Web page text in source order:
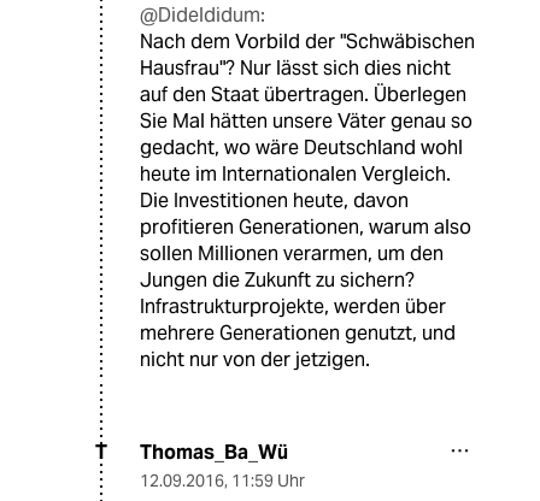
@Dideldidum:
Nach dem Vorbild der "Schwäbischen
Hausfrau"? Nur lässt sich dies nicht
auf den Staat übertragen. Überlegen
Sie Mal hätten unsere Väter genau so
gedacht, wo wäre Deutschland wohl
heute im Internationalen Vergleich.
Die Investitionen heute, davon
profitieren Generationen, warum also
sollen Millionen verarmen, um den
Jungen die Zukunft zu sichern?
Infrastrukturprojekte, werden über
mehrere Generationen genutzt, und
nicht nur von der jetzigen.
T Thomas_Ba_Wü
12.09.2016, 11:59 Uhr